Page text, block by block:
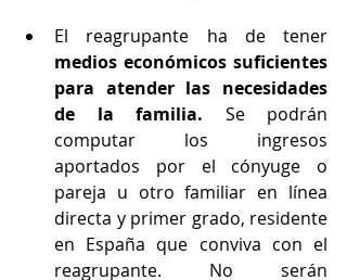
medios económicos suficientes
para atender las necesidades
de la familia. Se podrán
computar los ingresos
aportados por el cónyuge o
pareja u otro familiar en línea
directa y primer grado, residente
en España que conviva con el
reagrupante. No serán